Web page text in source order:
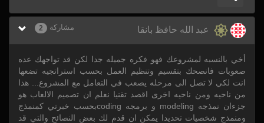
عبد الله حافظ بانقا مشاركة 2
أخي بالنسبه لمشروعك فهو فكره جميله جدا لكن قد تواجهك عده
صعوبات فانصحك بتقسيم وتنظيم العمل بحسب استراتجيه تضعها
انت لكي لا تصل الى مرحله يصعب في التعامل مع المشروع... هذا
من ناحيه ومن ناحيه اخرى اقصد تقنيا نعلم ان تصميم الالعاب هو
جزءان نمذجه modeling و برمجه codingبحسب خبرتي كمنمذج
ومنمذج شخصيات تحديدا يمكن ان قدم لك بعض النصائح والتي قد